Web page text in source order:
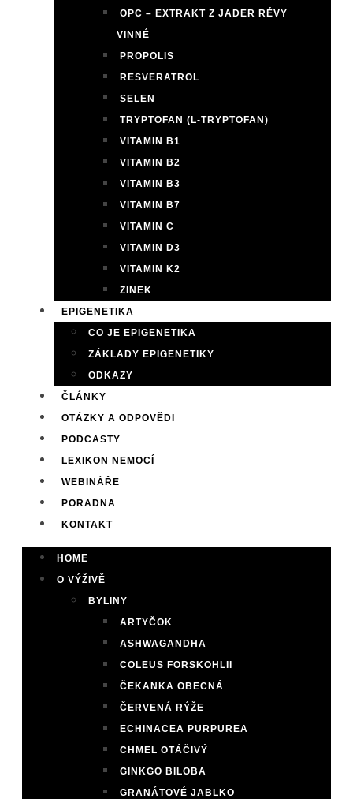
OPC – EXTRAKT Z JADER RÉVY
VINNÉ
PROPOLIS
RESVERATROL
SELEN
TRYPTOFAN (L-TRYPTOFAN)
VITAMIN B1
VITAMIN B2
VITAMIN B3
VITAMIN B7
VITAMIN C
VITAMIN D3
VITAMIN K2
ZINEK
EPIGENETIKA
CO JE EPIGENETIKA
ZÁKLADY EPIGENETIKY
ODKAZY
ČLÁNKY
OTÁZKY A ODPOVĚDI
PODCASTY
LEXIKON NEMOCÍ
WEBINÁŘE
PORADNA
KONTAKT
HOME
O VÝŽIVĚ
BYLINY
ARTYČOK
ASHWAGANDHA
COLEUS FORSKOHLII
ČEKANKA OBECNÁ
ČERVENÁ RÝŽE
ECHINACEA PURPUREA
CHMEL OTÁČIVÝ
GINKGO BILOBA
GRANÁTOVÉ JABLKO